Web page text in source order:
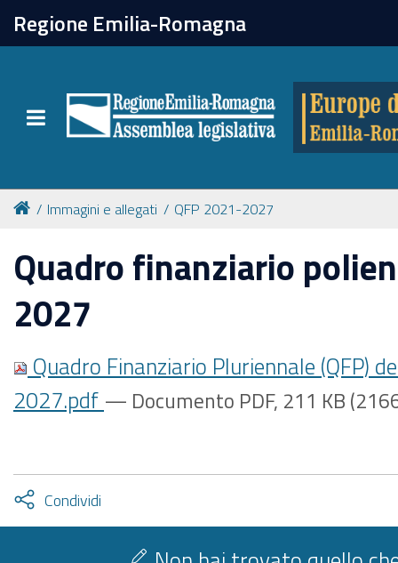
Regione Emilia-Romagna
Toggle navigation
chiudi
Attività
Formazione
Eventi
Tutte le notizie
Newsletter
Immagini e allegati QFP 2021-2027
Quadro finanziario
2027
Quadro Finanziario Pluriennale (QFP)
2027.pdf — Documento PDF, 211 KB
Condividi
facebook
twitter
Attiva
condividi